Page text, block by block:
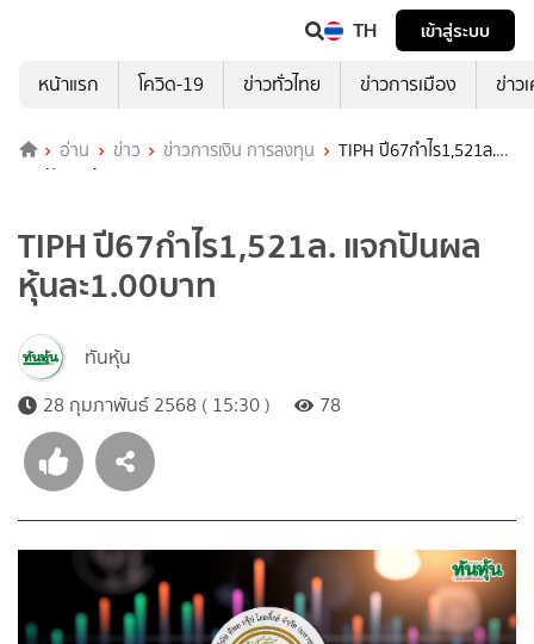
TH
เข้าสู่ระบบ
หน้าแรก
โควิด-19 ข่าวทั่วไทย ข่าวการเมือง ข่าว
อ่าน ข่าว ข่าวการเงิน การลงทุน
TIPH ปี67กำไร1,521ล.
แจกปันผลหุ้นละ1.00บาท
TIPH ปี67กำไร1,521ล. แจกปันผล
หุ้นละ1.00บาท
ทันหุ้น
28 กุมภาพันธ์ 2568 ( 15:30 )
78